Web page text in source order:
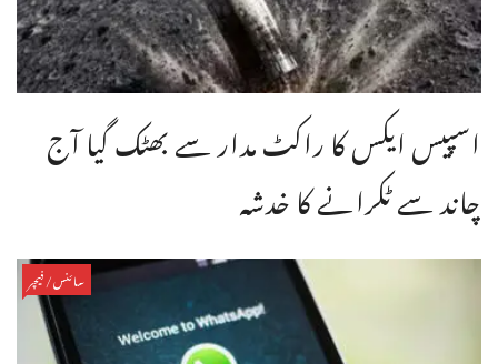
اسپیس ایکس کا راکٹ مدار سے بھٹک گیا آج
چاند سے ٹکرانے کا خدشہ
سائنس/فیچر